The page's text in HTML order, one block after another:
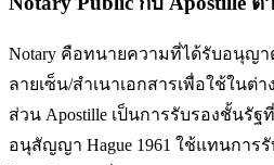
Notary คือทนายความที่ได้รับอนุญ
ลายเซ็น/สำเนาเอกสารเพื่อใช้ในต่
ส่วน Apostille เป็นการรับรองชั้นรัฐ
อนุสัญญา Hague 1961 ใช้แทนการ